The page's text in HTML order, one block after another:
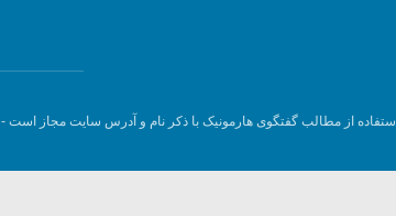
استفاده از مطالب گفتگوی هارمونیک با ذکر نام و آدرس سایت مجاز است -